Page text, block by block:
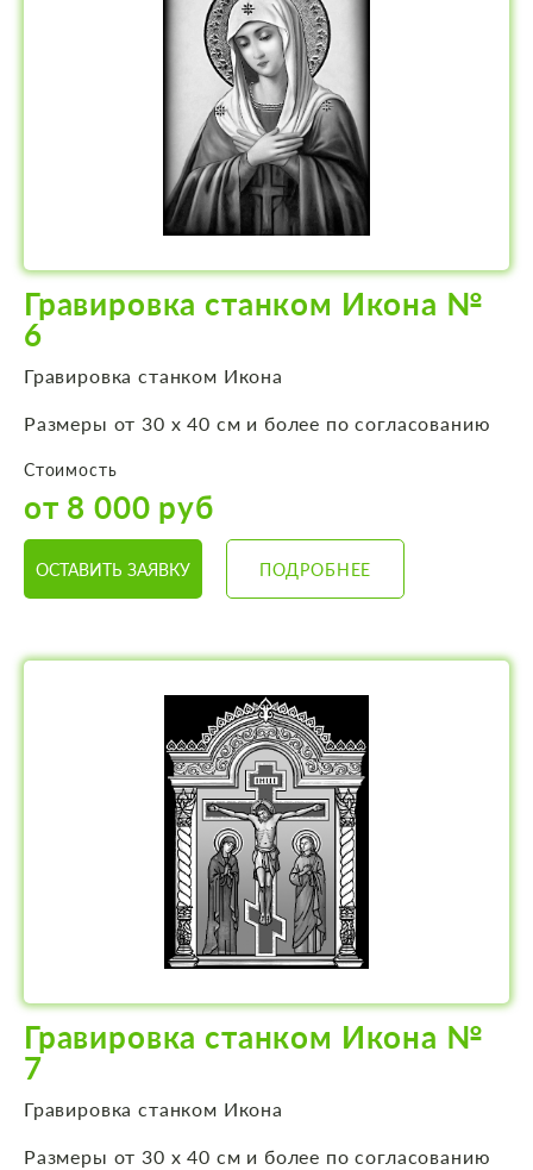
Гравировка станком Икона №
6
Гравировка станком Икона
Размеры от 30 х 40 см и более по согласованию
Стоимость
от 8 000 руб
ОСТАВИТЬ ЗАЯВКУ ПОДРОБНЕЕ
Гравировка станком Икона №
7
Гравировка станком Икона
Размеры от 30 х 40 см и более по согласованию